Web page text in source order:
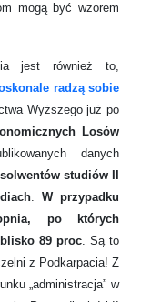
mogą być wzorem
jest również to,
radzą sobie
Wyższego już po
Losów
danych
studiów II
. W przypadku
po których
89 proc. Są to
z Podkarpacia! Z
„administracja” w